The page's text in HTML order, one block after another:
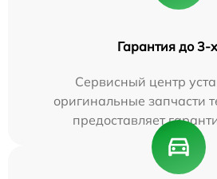
Гарантия до 3-
Сервисный центр
оригинальные запчасти
предоставляет